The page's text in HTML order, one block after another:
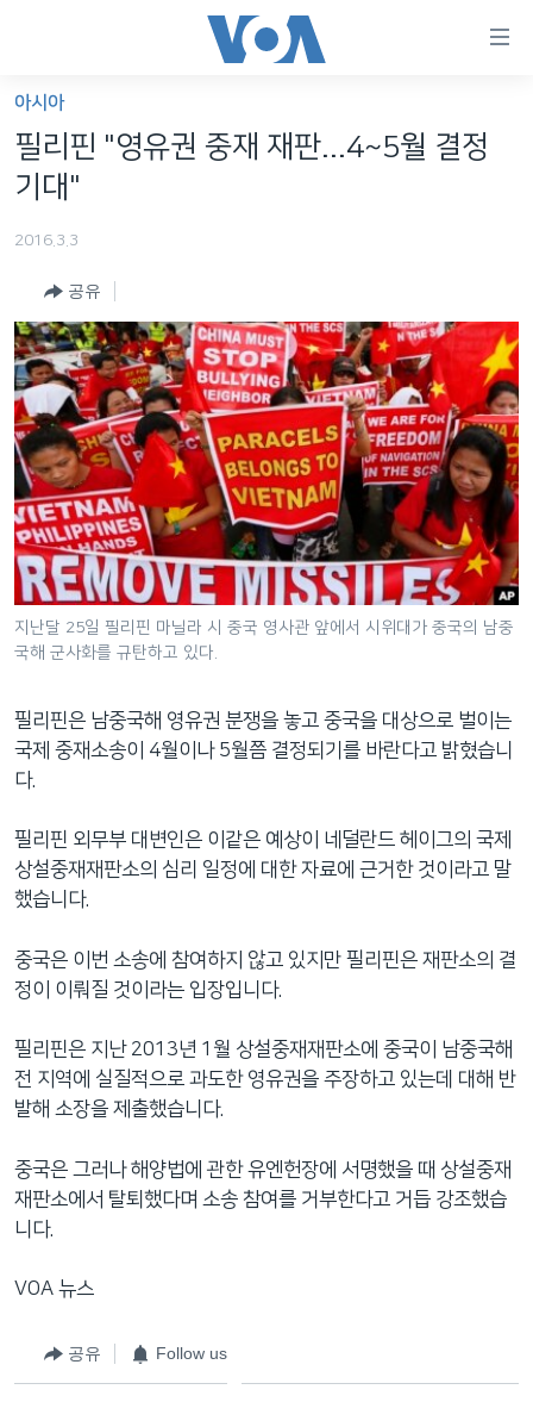
가
능
링
텐
츠
로
이
동
메
인
네
세계
프로그램
주파수 안내
FOLLOW US
언어 선택
아시아
필리핀 "영유권 중재 재판...4~5월 결정
기대"
2016.3.3
공유
지난달 25일 필리핀 마닐라 시 중국 영사관 앞에서 시위대가 중국의 남중
국해 군사화를 규탄하고 있다.
필리핀은 남중국해 영유권 분쟁을 놓고 중국을 대상으로 벌이는
국제 중재소송이 4월이나 5월쯤 결정되기를 바란다고 밝혔습니
다.
필리핀 외무부 대변인은 이같은 예상이 네덜란드 헤이그의 국제
상설중재재판소의 심리 일정에 대한 자료에 근거한 것이라고 말
했습니다.
중국은 이번 소송에 참여하지 않고 있지만 필리핀은 재판소의 결
정이 이뤄질 것이라는 입장입니다.
필리핀은 지난 2013년 1월 상설중재재판소에 중국이 남중국해
전 지역에 실질적으로 과도한 영유권을 주장하고 있는데 대해 반
발해 소장을 제출했습니다.
중국은 그러나 해양법에 관한 유엔헌장에 서명했을 때 상설중재
재판소에서 탈퇴했다며 소송 참여를 거부한다고 거듭 강조했습
니다.
VOA 뉴스
공유 Follow us